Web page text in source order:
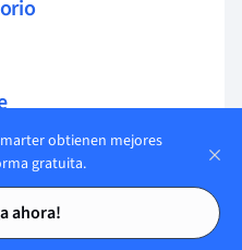
estudio
estudio
obtienen mejores
gratuita.
ahora!